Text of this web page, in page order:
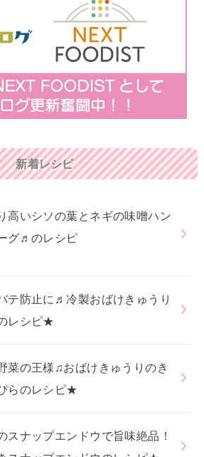
新着レシピ
高いシソの葉とネギの味噌ハン
グ♬のレシピ
テ防止に♬冷製おばけきゅうり
レシピ★
菜の王様♫おばけきゅうりのき
らのレシピ★
スナップエンドウで旨味絶品！